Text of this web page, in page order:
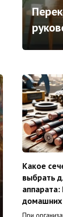
Какое
выбрать